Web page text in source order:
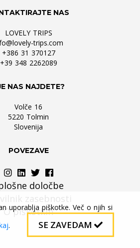
uporablja piškotke. Več o njih si
. SE ZAVEDAM
NAS
LOVELY TRIPS
trips.com
+386 31 370127
+39 348 2262089
NAS NAJDETE?
Volče 16
5220 Tolmin
Slovenija
POVEZAVE
določbe
zasebnosti
O piškotkih